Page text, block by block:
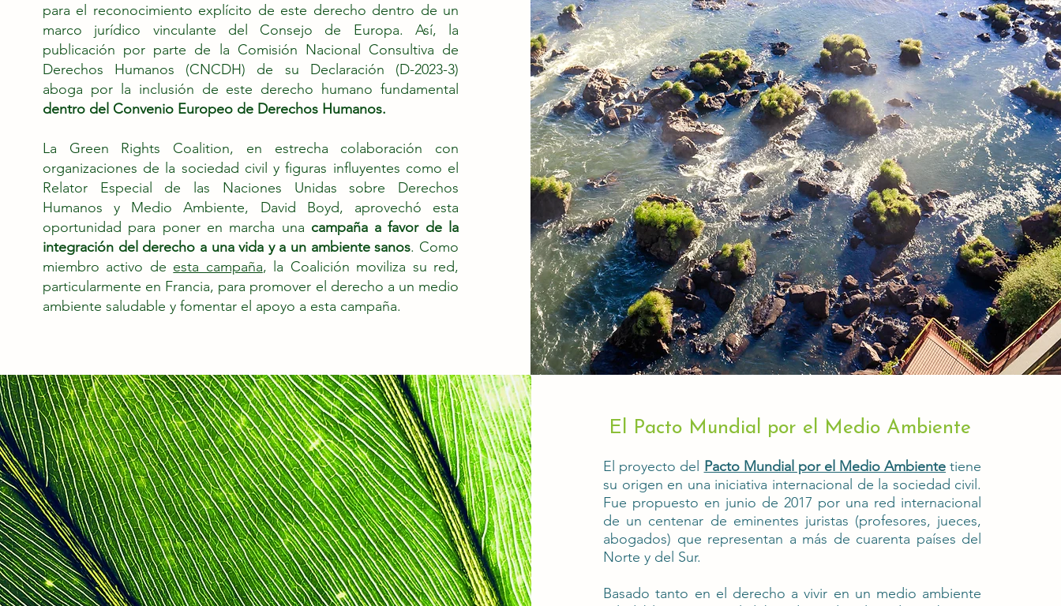
para el reconocimiento explícito de este derecho dentro de un
marco jurídico vinculante del Consejo de Europa. Así, la
publicación por parte de la Comisión Nacional Consultiva de
Derechos Humanos (CNCDH) de su Declaración (D-2023-3)
aboga por la inclusión de este derecho humano fundamental
dentro del Convenio Europeo de Derechos Humanos.
La Green Rights Coalition, en estrecha colaboración con
organizaciones de la sociedad civil y figuras influyentes como el
Relator Especial de las Naciones Unidas sobre Derechos
Humanos y Medio Ambiente, David Boyd, aprovechó esta
oportunidad para poner en marcha una campaña a favor de la
integración del derecho a una vida y a un ambiente sanos. Como
miembro activo de esta campaña, la Coalición moviliza su red,
particularmente en Francia, para promover el derecho a un medio
ambiente saludable y fomentar el apoyo a esta campaña.
El Pacto Mundial por el Medio Ambiente
El proyecto del Pacto Mundial por el Medio Ambiente tiene
su origen en una iniciativa internacional de la sociedad civil.
Fue propuesto en junio de 2017 por una red internacional
de un centenar de eminentes juristas (profesores, jueces,
abogados) que representan a más de cuarenta países del
Norte y del Sur.
Basado tanto en el derecho a vivir en un medio ambiente